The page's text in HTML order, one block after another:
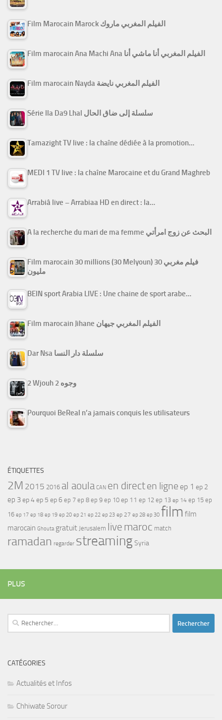
Film Marocain Marock الفيلم المغربي ماروك
Film marocain Ana Machi Ana الفيلم المغربي أنا ماشي أنا
Film marocain Nayda الفيلم المغربي نايضة
Série Ila Da9 Lhal سلسلة إلى ضاق الحال
Tamazight TV live : la chaîne dédiée à la promotion…
MEDI 1 TV live : la chaîne Marocaine et du Grand Maghreb
Arrabiâ live – Arrabiaa HD en direct : la…
A la recherche du mari de ma femme البحث عن زوج امرأتي
Film marocain 30 millions (30 Melyoun) فيلم مغربي 30
مليون
BEIN sport Arabia LIVE : Une chaine de sport arabe…
Film marocain Jihane الفيلم المغربي جيهان
Dar Nsa سلسلة دار النسا
2 Wjouh 2 وجوه
Pourquoi BeReal n’a jamais conquis les utilisateurs
ÉTIQUETTES
2M 2015 2016 al aoula CAN en directen ligne ep 1 ep 2
ep 3ep 4ep 5 ep 6 ep 7 ep 8 ep 9 ep 10 ep 11 ep 12 ep 13 ep 14 ep 15 ep
16 ep 17 ep 18 ep 19 ep 20 ep 21 ep 22 ep 23 ep 27 ep 28 ep 30 film film
marocain Ghouta gratuit Jerusalem live maroc match
ramadan regarder streamingSyria
PLUS
Rechercher :
CATÉGORIES
Actualités et Infos
Chhiwate Sorour